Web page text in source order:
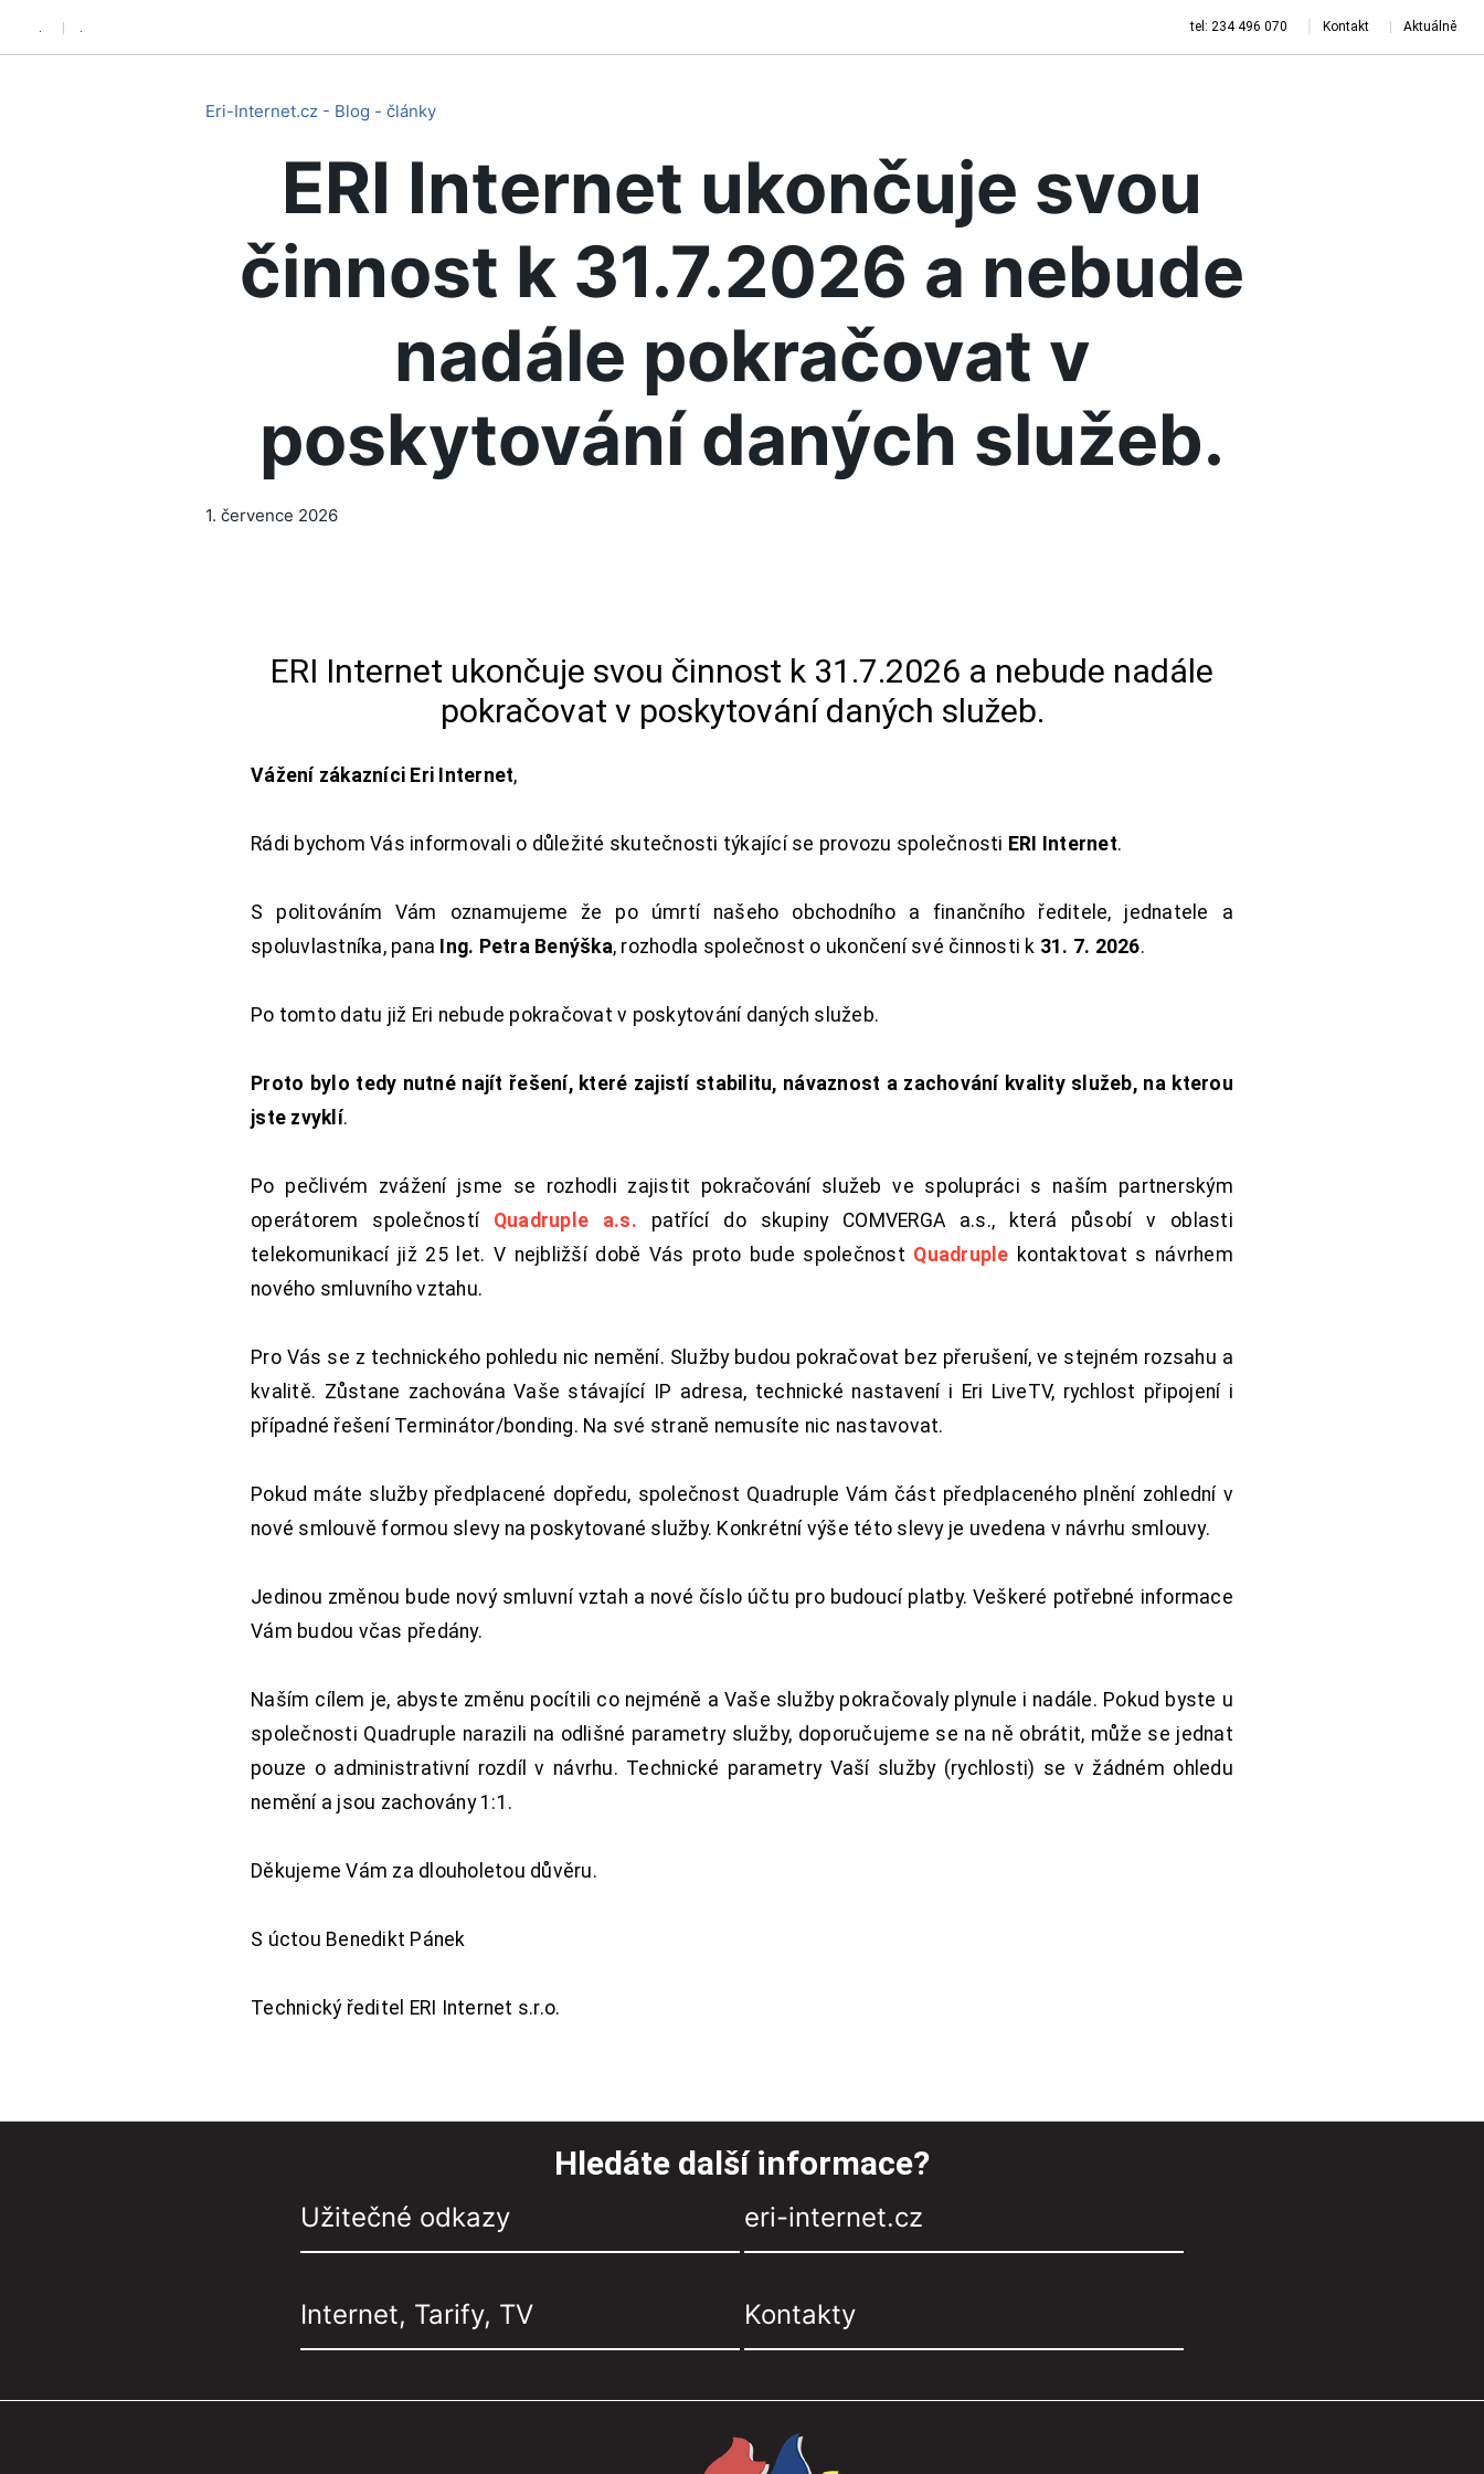
. . tel: 234 496 070 Kontakt Aktuálně
Eri-Internet.cz - Blog - články
ERI Internet ukončuje svou
činnost k 31.7.2026 a nebude
nadále pokračovat v
poskytování daných služeb.
1. července 2026
ERI Internet ukončuje svou činnost k 31.7.2026 a nebude nadále
pokračovat v poskytování daných služeb.
Vážení zákazníci Eri Internet,
Rádi bychom Vás informovali o důležité skutečnosti týkající se provozu společnosti ERI Internet.
S politováním Vám oznamujeme že po úmrtí našeho obchodního a finančního ředitele, jednatele a
spoluvlastníka, pana Ing. Petra Benýška, rozhodla společnost o ukončení své činnosti k 31. 7. 2026.
Po tomto datu již Eri nebude pokračovat v poskytování daných služeb.
Proto bylo tedy nutné najít řešení, které zajistí stabilitu, návaznost a zachování kvality služeb, na kterou
jste zvyklí.
Po pečlivém zvážení jsme se rozhodli zajistit pokračování služeb ve spolupráci s naším partnerským
operátorem společností Quadruple a.s. patřící do skupiny COMVERGA a.s., která působí v oblasti
telekomunikací již 25 let. V nejbližší době Vás proto bude společnost Quadruple kontaktovat s návrhem
nového smluvního vztahu.
Pro Vás se z technického pohledu nic nemění. Služby budou pokračovat bez přerušení, ve stejném rozsahu a
kvalitě. Zůstane zachována Vaše stávající IP adresa, technické nastavení i Eri LiveTV, rychlost připojení i
případné řešení Terminátor/bonding. Na své straně nemusíte nic nastavovat.
Pokud máte služby předplacené dopředu, společnost Quadruple Vám část předplaceného plnění zohlední v
nové smlouvě formou slevy na poskytované služby. Konkrétní výše této slevy je uvedena v návrhu smlouvy.
Jedinou změnou bude nový smluvní vztah a nové číslo účtu pro budoucí platby. Veškeré potřebné informace
Vám budou včas předány.
Naším cílem je, abyste změnu pocítili co nejméně a Vaše služby pokračovaly plynule i nadále. Pokud byste u
společnosti Quadruple narazili na odlišné parametry služby, doporučujeme se na ně obrátit, může se jednat
pouze o administrativní rozdíl v návrhu. Technické parametry Vaší služby (rychlosti) se v žádném ohledu
nemění a jsou zachovány 1:1.
Děkujeme Vám za dlouholetou důvěru.
S úctou Benedikt Pánek
Technický ředitel ERI Internet s.r.o.
Hledáte další informace?
Užitečné odkazy eri-internet.cz
Internet, Tarify, TV Kontakty